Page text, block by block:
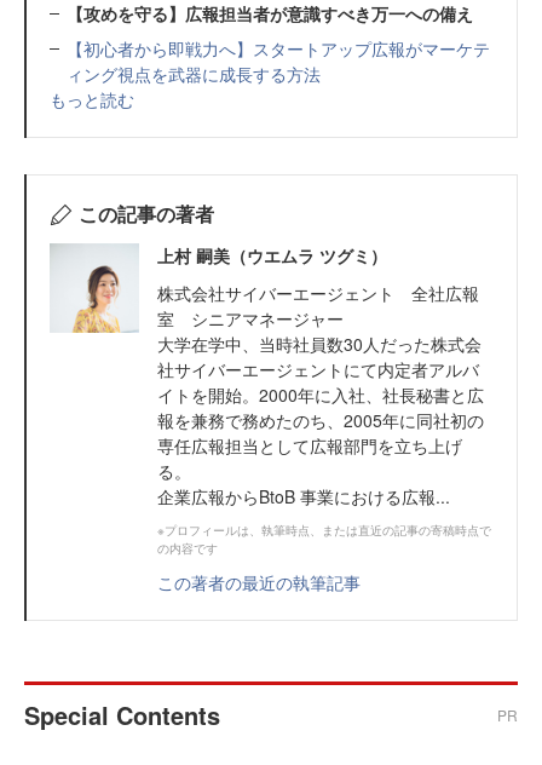
【攻めを守る】広報担当者が意識すべき万一への備え
【初心者から即戦力へ】スタートアップ広報がマーケテ
ィング視点を武器に成長する方法
もっと読む
この記事の著者
上村 嗣美（ウエムラ ツグミ）
株式会社サイバーエージェント 全社広報
室 シニアマネージャー
大学在学中、当時社員数30人だった株式会
社サイバーエージェントにて内定者アルバ
イトを開始。2000年に入社、社長秘書と広
報を兼務で務めたのち、2005年に同社初の
専任広報担当として広報部門を立ち上げ
る。
企業広報からBtoB 事業における広報...
※プロフィールは、執筆時点、または直近の記事の寄稿時点で
の内容です
この著者の最近の執筆記事
Special Contents PR